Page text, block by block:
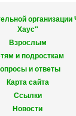
Хаус"
Взрослым
и подросткам
и ответы
Карта сайта
Ссылки
Новости